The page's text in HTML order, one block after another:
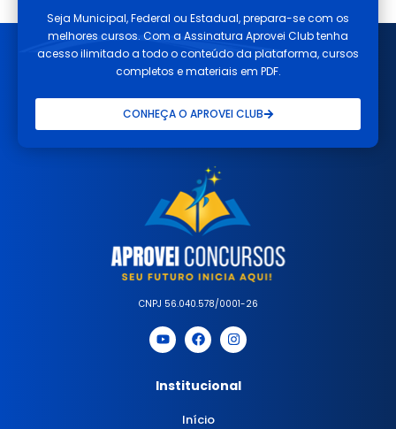
Seja Municipal, Federal ou Estadual, prepara-se com os
melhores cursos. Com a Assinatura Aprovei Club tenha
acesso ilimitado a todo o conteúdo da plataforma, cursos
completos e materiais em PDF.
CONHEÇA O APROVEI CLUB
CNPJ 56.040.578/0001-26
Institucional
Início